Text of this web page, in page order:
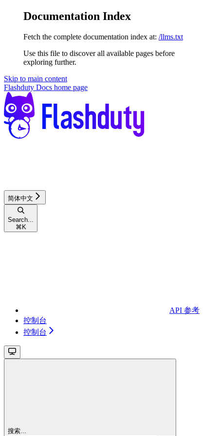
Documentation Index
Fetch the complete documentation index at: /llms.txt
Use this file to discover all available pages before
exploring further.
Skip to main content
Flashduty Docs home page
简体中文
Search...
⌘ K
API 参考
控制台
控制台
搜索...